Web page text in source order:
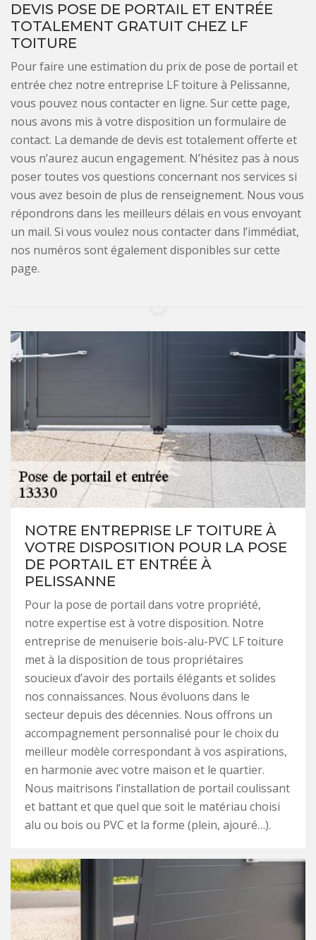
DEVIS POSE DE PORTAIL ET ENTRÉE
TOTALEMENT GRATUIT CHEZ LF
TOITURE
Pour faire une estimation du prix de pose de portail et
entrée chez notre entreprise LF toiture à Pelissanne,
vous pouvez nous contacter en ligne. Sur cette page,
nous avons mis à votre disposition un formulaire de
contact. La demande de devis est totalement offerte et
vous n’aurez aucun engagement. N’hésitez pas à nous
poser toutes vos questions concernant nos services si
vous avez besoin de plus de renseignement. Nous vous
répondrons dans les meilleurs délais en vous envoyant
un mail. Si vous voulez nous contacter dans l’immédiat,
nos numéros sont également disponibles sur cette
page.
NOTRE ENTREPRISE LF TOITURE À
VOTRE DISPOSITION POUR LA POSE
DE PORTAIL ET ENTRÉE À
PELISSANNE
Pour la pose de portail dans votre propriété,
notre expertise est à votre disposition. Notre
entreprise de menuiserie bois-alu-PVC LF toiture
met à la disposition de tous propriétaires
soucieux d’avoir des portails élégants et solides
nos connaissances. Nous évoluons dans le
secteur depuis des décennies. Nous offrons un
accompagnement personnalisé pour le choix du
meilleur modèle correspondant à vos aspirations,
en harmonie avec votre maison et le quartier.
Nous maitrisons l’installation de portail coulissant
et battant et que quel que soit le matériau choisi
alu ou bois ou PVC et la forme (plein, ajouré…).